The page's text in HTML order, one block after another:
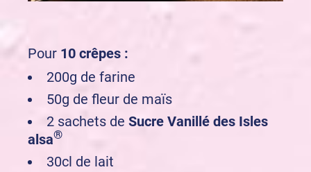
Pour 10 crêpes :
200g de farine
50g de fleur de maïs
2 sachets de Sucre Vanillé des Isles
alsa®
30cl de lait